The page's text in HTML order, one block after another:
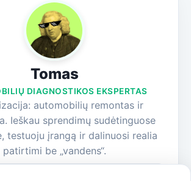
Tomas
DIAGNOSTIKOS EKSPERTAS
automobilių remontas ir
Ieškau sprendimų sudėtinguose
testuoju įrangą ir dalinuosi realia
patirtimi be „vandens“.